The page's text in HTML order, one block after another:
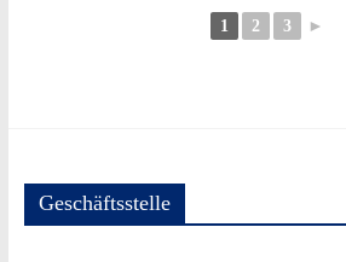
1 2 3 ►
Geschäftsstelle